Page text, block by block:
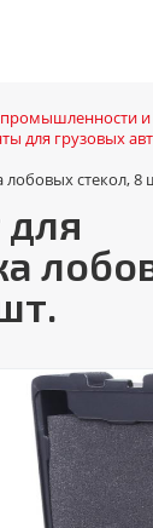
промышленности
для грузовых
стекол, 8